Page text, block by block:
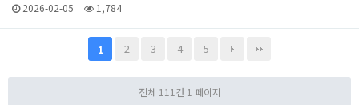
2026-02-05 1,784
1 2 3 4 5
전체 111건 1 페이지